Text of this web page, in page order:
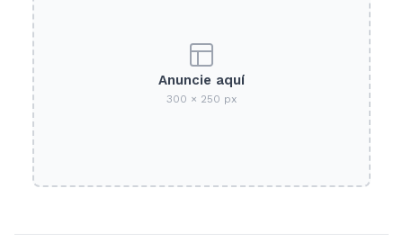
Anuncie aquí
300 × 250 px